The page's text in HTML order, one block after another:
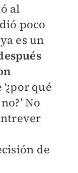
al
poco
es un
qué
No
de